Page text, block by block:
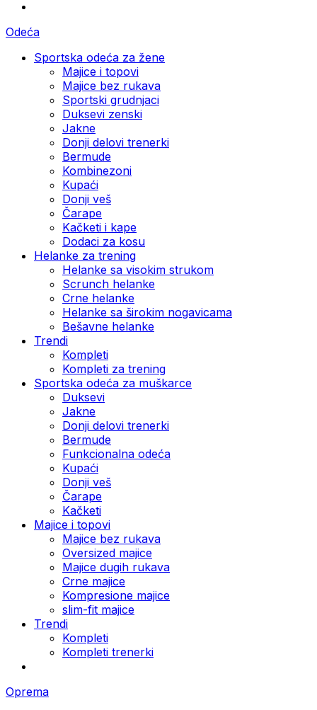
Odeća
Sportska odeća za žene
Majice i topovi
Majice bez rukava
Sportski grudnjaci
Duksevi zenski
Jakne
Donji delovi trenerki
Bermude
Kombinezoni
Kupaći
Donji veš
Čarape
Kačketi i kape
Dodaci za kosu
Helanke za trening
Helanke sa visokim strukom
Scrunch helanke
Crne helanke
Helanke sa širokim nogavicama
Bešavne helanke
Trendi
Kompleti
Kompleti za trening
Sportska odeća za muškarce
Duksevi
Jakne
Donji delovi trenerki
Bermude
Funkcionalna odeća
Kupaći
Donji veš
Čarape
Kačketi
Majice i topovi
Majice bez rukava
Oversized majice
Majice dugih rukava
Crne majice
Kompresione majice
slim-fit majice
Trendi
Kompleti
Kompleti trenerki
Oprema